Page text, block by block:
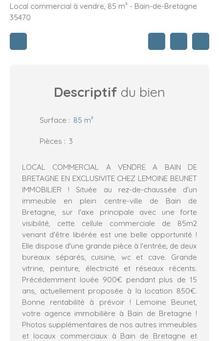
Local commercial à vendre, 85 m² - Bain-de-Bretagne
35470
Descriptif du bien
Surface : 85 m²
Pièces : 3
LOCAL COMMERCIAL A VENDRE A BAIN DE
BRETAGNE EN EXCLUSIVITE CHEZ LEMOINE BEUNET
IMMOBILIER ! Située au rez-de-chaussée d'un
immeuble en plein centre-ville de Bain de
Bretagne, sur l'axe principale avec une forte
visibilité, cette cellule commerciale de 85m2
venant d'être libérée est une belle opportunité !
Elle dispose d'une grande pièce à l'entrée, de deux
bureaux séparés, cuisine, wc et cave. Grande
vitrine, peinture, électricité et réseaux récents.
Précédemment louée 900€ pendant plus de 15
ans, actuellement proposée à la location 850€.
Bonne rentabilité à prévoir ! Lemoine Beunet,
votre agence immobilière à Bain de Bretagne !
Photos supplémentaires de nos autres immeubles
et locaux commerciaux à Bain de Bretagne et